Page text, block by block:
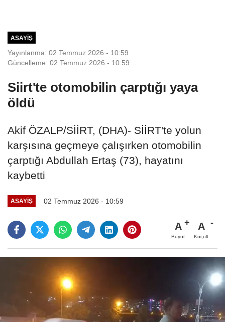
ASAYIŞ
Yayınlanma: 02 Temmuz 2026 - 10:59
Güncelleme: 02 Temmuz 2026 - 10:59
Siirt'te otomobilin çarptığı yaya
öldü
Akif ÖZALP/SİİRT, (DHA)- SİİRT'te yolun
karşısına geçmeye çalışırken otomobilin
çarptığı Abdullah Ertaş (73), hayatını
kaybetti
ASAYIŞ 02 Temmuz 2026 - 10:59
A
Büyüt
A
Küçült